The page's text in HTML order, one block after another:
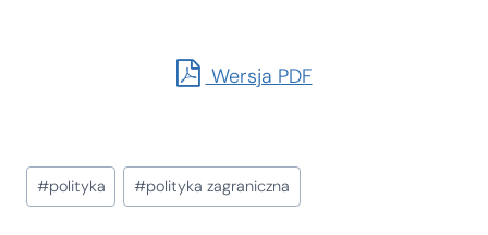
Wersja PDF
Tagi
wpisu:
#polityka #polityka zagraniczna